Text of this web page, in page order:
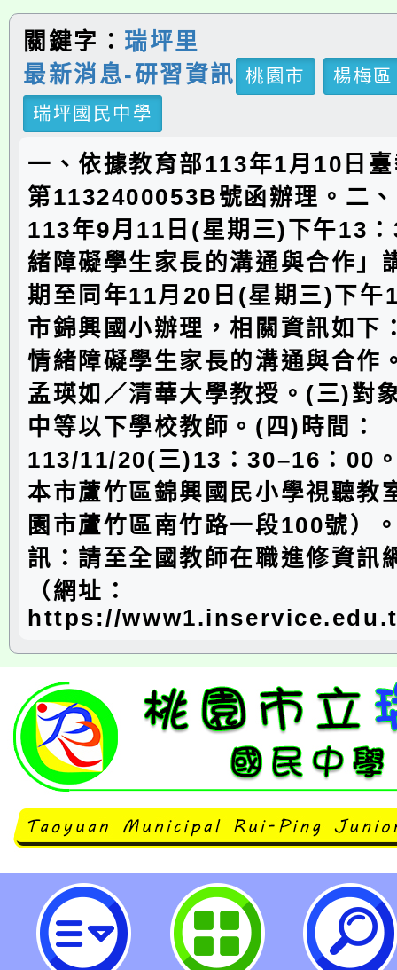
關鍵字： 瑞坪里
最新消息-研習資訊
桃園市
楊梅區
瑞坪國民中學
一、依據教育部113年1月10日
第1132400053B號函辦理。二
113年9月11日(星期三)下午13
緒障礙學生家長的溝通與合作」
期至同年11月20日(星期三)下午
市錦興國小辦理，相關資訊如下
情緒障礙學生家長的溝通與合作
孟瑛如／清華大學教授。(三)對
中等以下學校教師。(四)時間：
113/11/20(三)13：30–16：00
本市蘆竹區錦興國民小學視聽教
園市蘆竹區南竹路一段100號）
訊：請至全國教師在職進修資訊
（網址：
https://
桃園市政府家庭教育中心原訂113
三)辦理「情緒障礙學生家長的溝
座，延至同年11月20日(星期三)下